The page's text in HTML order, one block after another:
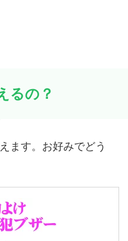
るの？
ます。お好みでどう